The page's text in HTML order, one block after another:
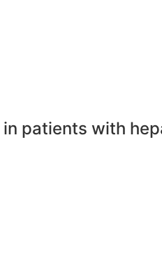
patients with